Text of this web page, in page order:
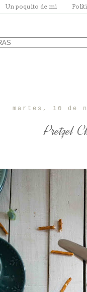
Un poquito de mi
martes, 10 de
Pretzel